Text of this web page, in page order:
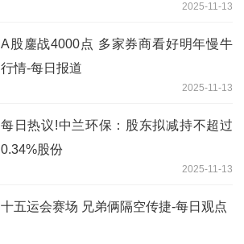
2025-11-13
A股鏖战4000点 多家券商看好明年慢牛
行情-每日报道
2025-11-13
每日热议!中兰环保：股东拟减持不超过
0.34%股份
2025-11-13
十五运会赛场 兄弟俩隔空传捷-每日观点